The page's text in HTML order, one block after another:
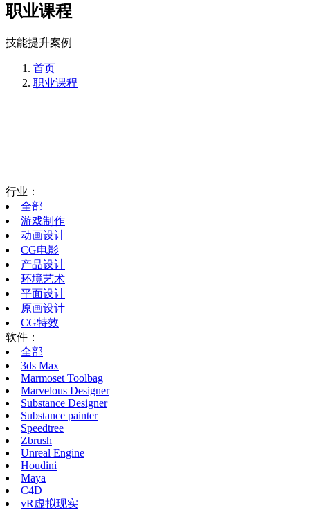
职业课程
技能提升案例
首页
职业课程
行业：
全部
游戏制作
动画设计
CG电影
产品设计
环境艺术
平面设计
原画设计
CG特效
软件：
全部
3ds Max
Marmoset Toolbag
Marvelous Designer
Substance Designer
Substance painter
Speedtree
Zbrush
Unreal Engine
Houdini
Maya
C4D
vR虚拟现实